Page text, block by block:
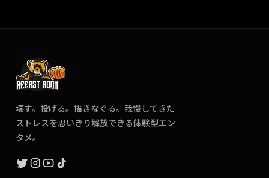
壊す。投げる。描きなぐる。我慢してきた
ストレスを思いきり解放できる体験型エン
タメ。